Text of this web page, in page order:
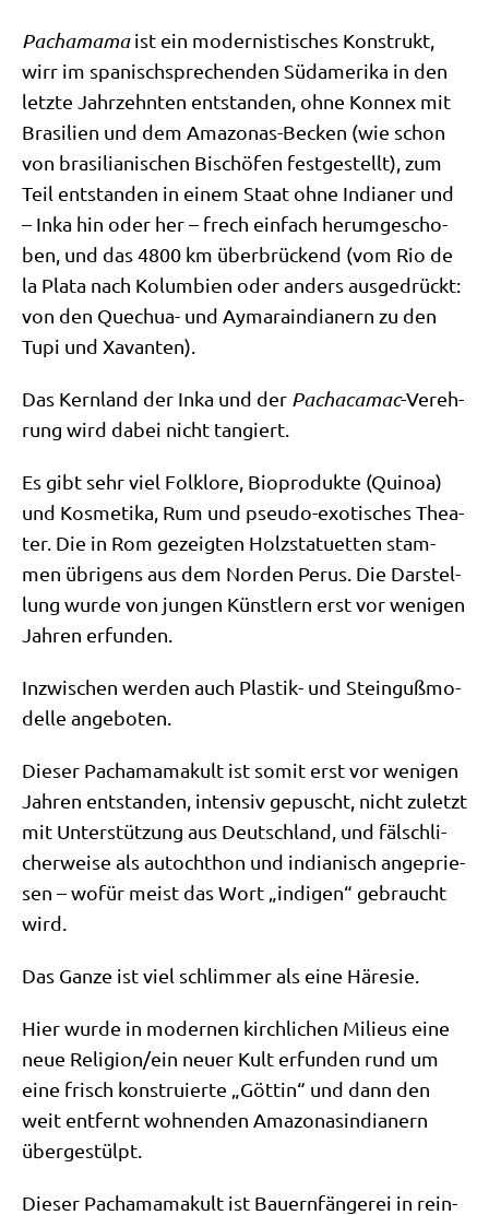
Pacha­ma­maist ein moder­ni­sti­sches Kon­strukt,
wirr im spa­nisch­spre­chen­den Süd­ame­ri­ka in den
letz­te Jahr­zehn­ten ent­stan­den, ohne Kon­nex mit
Bra­si­li­en und dem Ama­zo­nas-Becken (wie schon
von bra­si­lia­ni­schen Bischö­fen fest­ge­stellt), zum
Teil ent­stan­den in einem Staat ohne India­ner und
– Inka hin oder her – frech ein­fach her­um­ge­scho­
ben, und das 4800 km über­brückend (vom Rio de
la Pla­ta nach Kolum­bi­en oder anders aus­ge­drückt:
von den Quechua- und Aymara­in­dia­nern zu den
Tupi und Xavanten).
Das Kern­land der Inka und der Pacha­ca­mac-Ver­eh­
rung wird dabei nicht tangiert.
Es gibt sehr viel Folk­lo­re, Bio­pro­duk­te (Qui­noa)
und Kos­me­ti­ka, Rum und pseu­do-exo­ti­sches Thea­
ter. Die in Rom gezeig­ten Holz­sta­tu­et­ten stam­
men übri­gens aus dem Nor­den Perus. Die Dar­stel­
lung wur­de von jun­gen Künst­lern erst vor weni­gen
Jah­ren erfunden.
Inzwi­schen wer­den auch Pla­stik- und Stein­guß­mo­
del­le angeboten.
Die­ser Pacha­ma­ma­kult ist somit erst vor weni­gen
Jah­ren ent­stan­den, inten­siv gepuscht, nicht zuletzt
mit Unter­stüt­zung aus Deutsch­land, und fälsch­li­
cher­wei­se als auto­chthon und india­nisch ange­prie­
sen – wofür meist das Wort „indi­gen“ gebraucht
wird.
Das Gan­ze ist viel schlim­mer als eine Häresie.
Hier wur­de in moder­nen kirch­li­chen Milieus eine
neue Religion/​ein neu­er Kult erfun­den rund um
eine frisch kon­stru­ier­te „Göt­tin“ und dann den
weit ent­fernt woh­nen­den Ama­zo­nas­in­dia­nern
übergestülpt.
Die­ser Pacha­ma­ma­kult ist Bau­ern­fän­ge­rei in rein­